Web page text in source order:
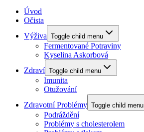
Úvod
Očista
Výživa Toggle child menu
Fermentované Potraviny
Kyselina Askorbová
Zdraví Toggle child menu
Imunita
Otužování
Zdravotní Problémy Toggle child menu
Podráždění
Problémy s cholesterolem